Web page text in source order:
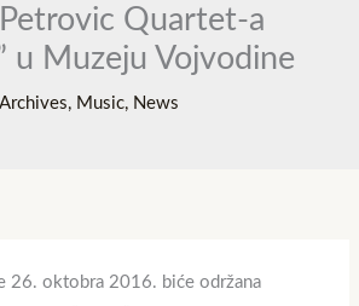
Quartet-a
u Muzeju Vojvodine
Archives, Music, News
26. oktobra 2016. biće održana